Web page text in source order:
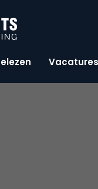
Vacatures